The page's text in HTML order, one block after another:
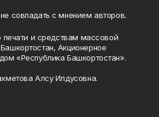
совпадать с мнением авторов.
печати и средствам массовой
Акционерное
«Республика Башкортостан».
Алсу Илдусовна.